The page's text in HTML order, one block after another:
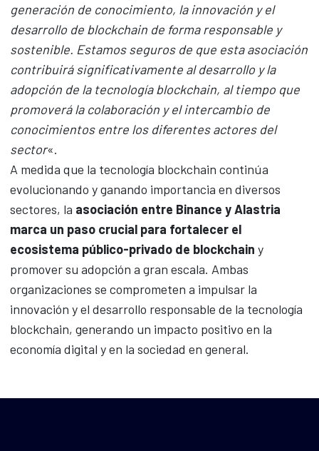
generación de conocimiento, la innovación y el
desarrollo de blockchain de forma responsable y
sostenible. Estamos seguros de que esta asociación
contribuirá significativamente al desarrollo y la
adopción de la tecnología blockchain, al tiempo que
promoverá la colaboración y el intercambio de
conocimientos entre los diferentes actores del
sector«.
A medida que la tecnología blockchain continúa
evolucionando y ganando importancia en diversos
sectores, la asociación entre Binance y Alastria
marca un paso crucial para fortalecer el
ecosistema público-privado de blockchain y
promover su adopción a gran escala. Ambas
organizaciones se comprometen a impulsar la
innovación y el desarrollo responsable de la tecnología
blockchain, generando un impacto positivo en la
economía digital y en la sociedad en general.